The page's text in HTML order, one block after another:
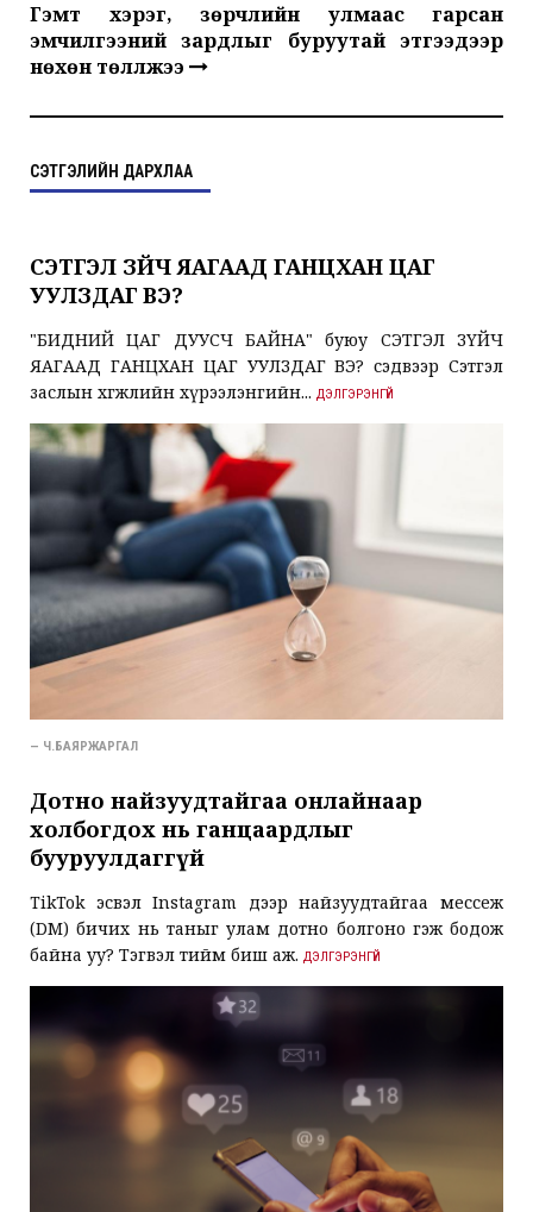
Гэмт хэрэг, зөрчлийн улмаас гарсан
эмчилгээний зардлыг буруутай этгээдээр
нөхөн төлүүлжээ
СЭТГЭЛИЙН ДАРХЛАА
СЭТГЭЛ ЗҮЙЧ ЯАГААД ГАНЦХАН ЦАГ
УУЛЗДАГ ВЭ?
"БИДНИЙ ЦАГ ДУУСЧ БАЙНА" буюу СЭТГЭЛ ЗҮЙЧ
ЯАГААД ГАНЦХАН ЦАГ УУЛЗДАГ ВЭ? сэдвээр Сэтгэл
заслын хөгжлийн хүрээлэнгийн... ДЭЛГЭРЭНГҮЙ
— Ч.БАЯРЖАРГАЛ
Дотно найзуудтайгаа онлайнаар
холбогдох нь ганцаардлыг
бууруулдаггүй
TikTok эсвэл Instagram дээр найзуудтайгаа мессеж
(DM) бичих нь таныг улам дотно болгоно гэж бодож
байна уу? Тэгвэл тийм биш аж. ДЭЛГЭРЭНГҮЙ